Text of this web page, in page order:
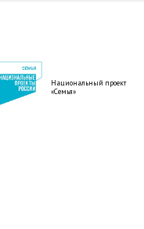
Национальный проект
«Семья»